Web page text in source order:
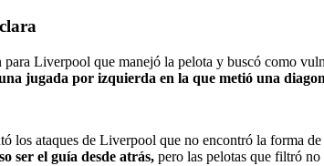
para Liverpool que manejó la pelota y buscó como
jugada por izquierda en la que metió una
los ataques de Liverpool que no encontró la forma
ser el guía desde atrás, pero las pelotas que filtró